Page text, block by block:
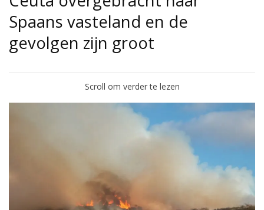
Spaans vasteland en de
gevolgen zijn groot
Scroll om verder te lezen